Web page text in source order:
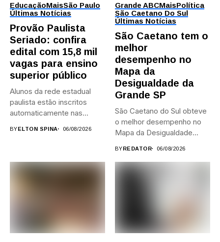
EducaçãoMaisSão Paulo
Últimas Notícias
Provão Paulista
Seriado: confira
edital com 15,8 mil
vagas para ensino
superior público
Alunos da rede estadual
paulista estão inscritos
automaticamente nas
BYELTON SPINA 06/08/2026
Grande ABCMaisPolítica
São Caetano Do Sul
Últimas Notícias
São Caetano tem o
melhor
desempenho no
Mapa da
Desigualdade da
Grande SP
São Caetano do Sul obteve
o melhor desempenho no
Mapa da Desigualdade...
BYREDATOR 06/08/2026